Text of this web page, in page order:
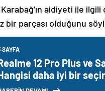
Karabağ’ın aidiyeti ile
bir parçası olduğunu
12 Pro Plus ve
daha iyi bir